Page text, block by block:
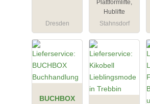
Dresden
Plattformlifte,
Hublifte
Stahnsdorf
BUCHBOX